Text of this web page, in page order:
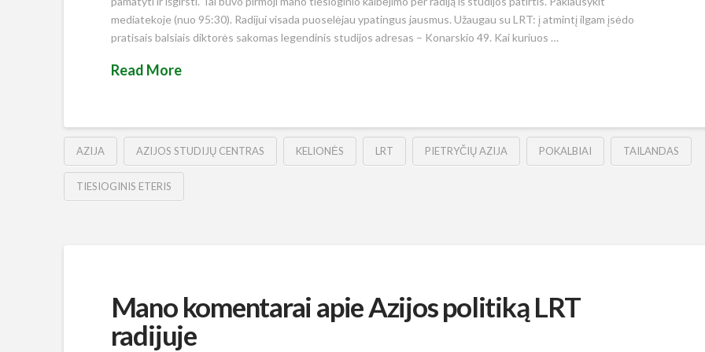
mediatekoje (nuo 95:30). Radijui visada puoselėjau ypatingus jausmus. Užaugau su LRT: į atmintį ilgam įsėdo
pratisais balsiais diktorės sakomas legendinis studijos adresas – Konarskio 49. Kai kuriuos …
Read More
AZIJA AZIJOS STUDIJŲ CENTRAS KELIONĖS LRT PIETRYČIŲ AZIJA POKALBIAI TAILANDAS
TIESIOGINIS ETERIS
Mano komentarai apie Azijos politiką LRT
radijuje